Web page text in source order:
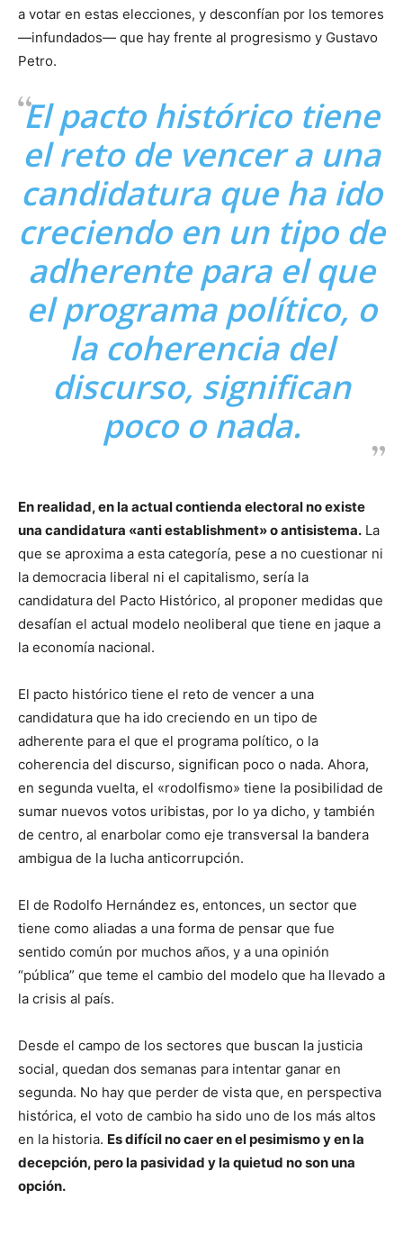
a votar en estas elecciones, y desconfían por los temores
—infundados— que hay frente al progresismo y Gustavo
Petro.
El pacto histórico tiene
el reto de vencer a una
candidatura que ha ido
creciendo en un tipo de
adherente para el que
el programa político, o
la coherencia del
discurso, significan
poco o nada.
En realidad, en la actual contienda electoral no existe
una candidatura «anti establishment» o antisistema. La
que se aproxima a esta categoría, pese a no cuestionar ni
la democracia liberal ni el capitalismo, sería la
candidatura del Pacto Histórico, al proponer medidas que
desafían el actual modelo neoliberal que tiene en jaque a
la economía nacional.
El pacto histórico tiene el reto de vencer a una
candidatura que ha ido creciendo en un tipo de
adherente para el que el programa político, o la
coherencia del discurso, significan poco o nada. Ahora,
en segunda vuelta, el «rodolfismo» tiene la posibilidad de
sumar nuevos votos uribistas, por lo ya dicho, y también
de centro, al enarbolar como eje transversal la bandera
ambigua de la lucha anticorrupción.
El de Rodolfo Hernández es, entonces, un sector que
tiene como aliadas a una forma de pensar que fue
sentido común por muchos años, y a una opinión
“pública” que teme el cambio del modelo que ha llevado a
la crisis al país.
Desde el campo de los sectores que buscan la justicia
social, quedan dos semanas para intentar ganar en
segunda. No hay que perder de vista que, en perspectiva
histórica, el voto de cambio ha sido uno de los más altos
en la historia. Es difícil no caer en el pesimismo y en la
decepción, pero la pasividad y la quietud no son una
opción.